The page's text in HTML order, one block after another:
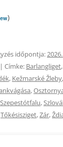
)
időpontja:
| Címke: Barlangliget,
, Kežmarské Žleby,
,
Szepestótfalu,
Tőkésisziget,Zár,